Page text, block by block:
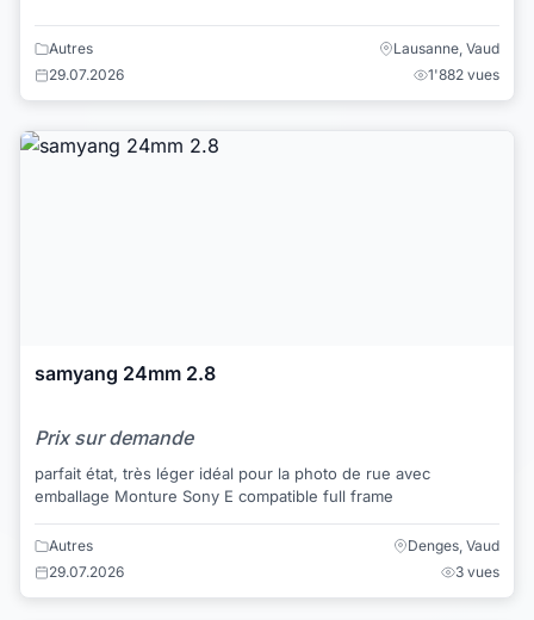
Autres
Lausanne, Vaud
29.07.2026
1'882 vues
samyang 24mm 2.8
Prix sur demande
parfait état, très léger idéal pour la photo de rue avec
emballage Monture Sony E compatible full frame
Autres
Denges, Vaud
29.07.2026
3 vues